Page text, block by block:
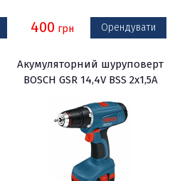
400 грн Орендувати
Акумуляторний шуруповерт
BOSCH GSR 14,4V BSS 2х1,5А